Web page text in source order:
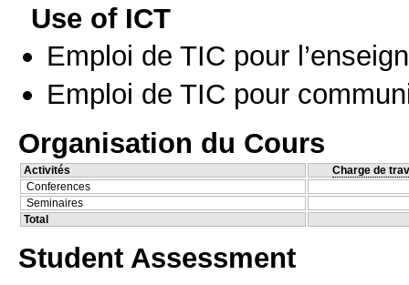
Use of ICT
Emploi de TIC pour
Emploi de TIC pour
Organisation du Cours
Activités
Charge de
Conferences
Seminaires
Total
Student Assessment